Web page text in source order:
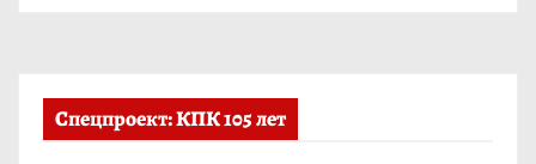
Спецпроект: КПК 105 лет